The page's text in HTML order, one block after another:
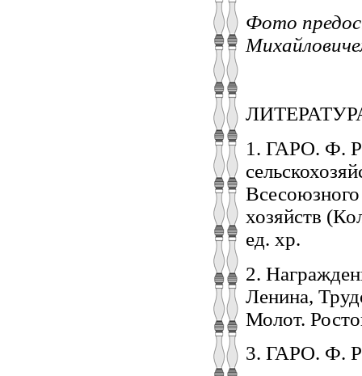
Фото
1. ГАРО. Ф.
Всесоюзного
хозяйств
ед. хр.
2.
Ленина,
Молот.
3. ГАРО. Ф.